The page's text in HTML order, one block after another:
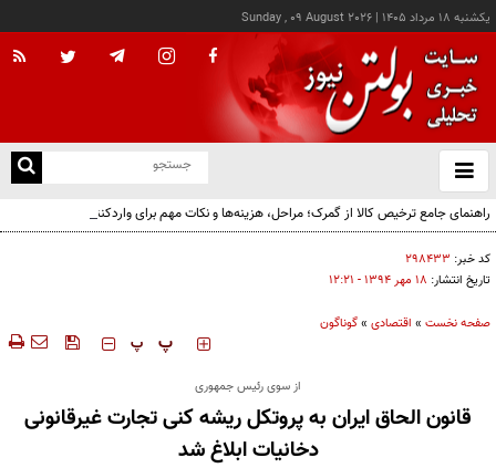
يکشنبه ۱۸ مرداد ۱۴۰۵ |
Sunday , 09 August 2026
باز
و
راهنمای جامع ترخیص کالا از گمرک؛ مراحل، هزینه‌ها و نکات مهم برای واردکنندگان
کد خبر: ۲۹۸۴۳۳
تاریخ انتشار: ۱۸ مهر ۱۳۹۴ - ۱۲:۲۱
صفحه نخست » اقتصادی »گوناگون
‍‍‍ پ پ
از سوی رئیس جمهوری
قانون الحاق ایران به پروتکل ریشه کنی تجارت غیرقانونی
دخانیات ابلاغ شد